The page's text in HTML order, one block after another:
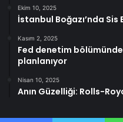
Ekim 10, 2025
İstanbul Boğazı’nda
Kasım 2, 2025
Fed denetim
planlanıyor
Nisan 10, 2025
Anın Güzelliği: Rolls-